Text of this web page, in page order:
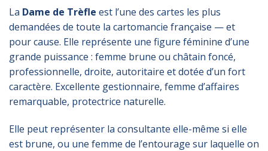
La Dame de Trèfle est l’une des cartes les plus
demandées de toute la cartomancie française — et
pour cause. Elle représente une figure féminine d’une
grande puissance : femme brune ou châtain foncé,
professionnelle, droite, autoritaire et dotée d’un fort
caractère. Excellente gestionnaire, femme d’affaires
remarquable, protectrice naturelle.
Elle peut représenter la consultante elle-même si elle
est brune, ou une femme de l’entourage sur laquelle on